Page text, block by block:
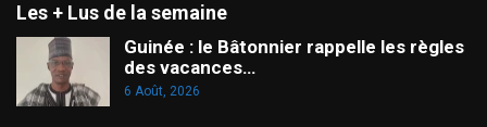
Les + Lus de la semaine
Guinée : le Bâtonnier rappelle les règles
des vacances…
6 Août, 2026